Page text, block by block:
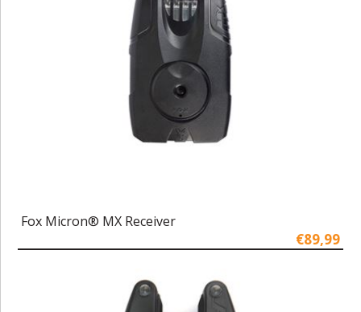
Fox Micron® MX Receiver
€89,99